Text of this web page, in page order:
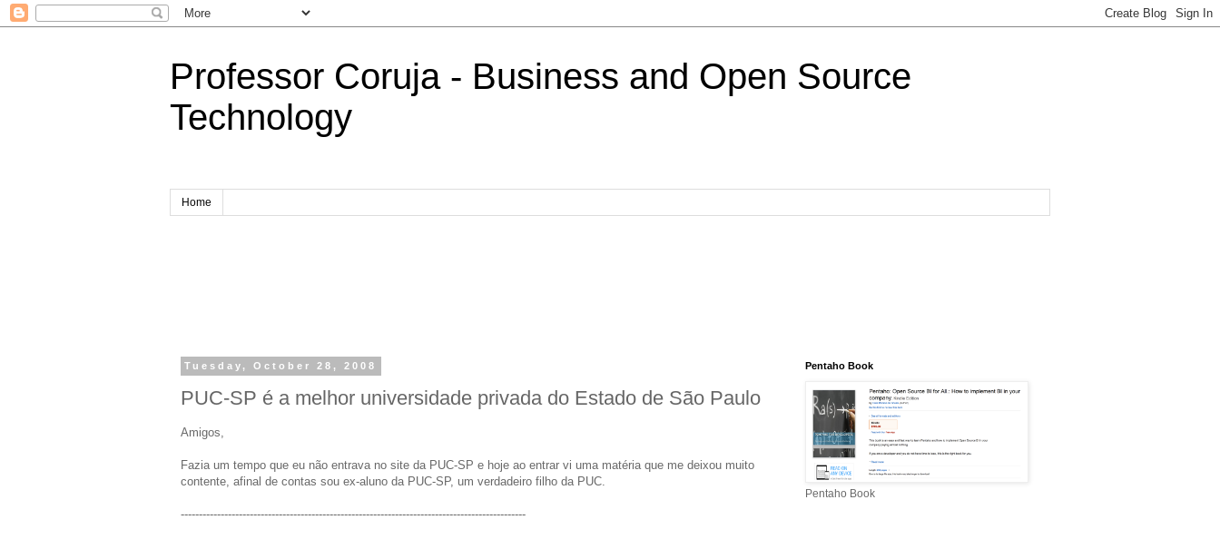
Professor Coruja - Business and Open Source
Technology
Home
Tuesday, October 28, 2008
PUC-SP é a melhor universidade privada do Estado de São Paulo
Amigos,
Fazia um tempo que eu não entrava no site da PUC-SP e hoje ao entrar vi uma matéria que me deixou muito
contente, afinal de contas sou ex-aluno da PUC-SP, um verdadeiro filho da PUC.
-----------------------------------------------------------------------------------------------
Pentaho Book
Pentaho Book